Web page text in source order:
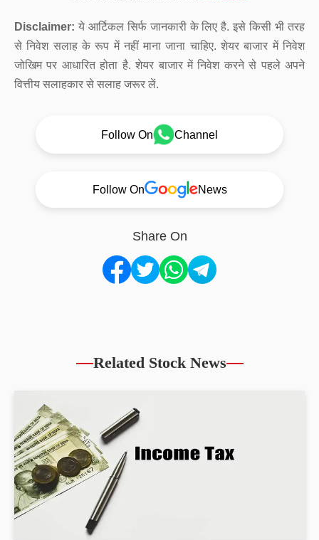
Disclaimer: ये आर्टिकल सिर्फ जानकारी के लिए है. इसे किसी भी तरह
से निवेश सलाह के रूप में नहीं माना जाना चाहिए. शेयर बाजार में निवेश
जोखिम पर आधारित होता है. शेयर बाजार में निवेश करने से पहले अपने
वित्तीय सलाहकार से सलाह जरूर लें.
Follow On Channel
Follow On News
Share On
Related Stock News